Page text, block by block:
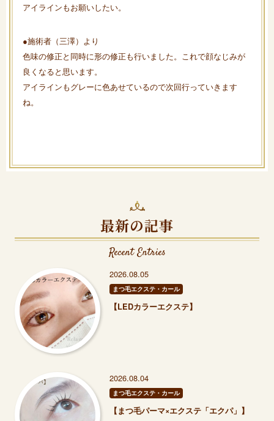
アイラインもお願いしたい。
●施術者（三澤）より
色味の修正と同時に形の修正も行いました。これで顔なじみが
良くなると思います。
アイラインもグレーに色あせているので次回行っていきます
ね。
最新の記事
Recent Entries
2026.08.05
まつ毛エクステ・カール
【LEDカラーエクステ】
2026.08.04
まつ毛エクステ・カール
【まつ毛パーマ×エクステ「エクパ」】